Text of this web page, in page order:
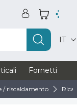
IT
Fornetti
/ riscaldamento